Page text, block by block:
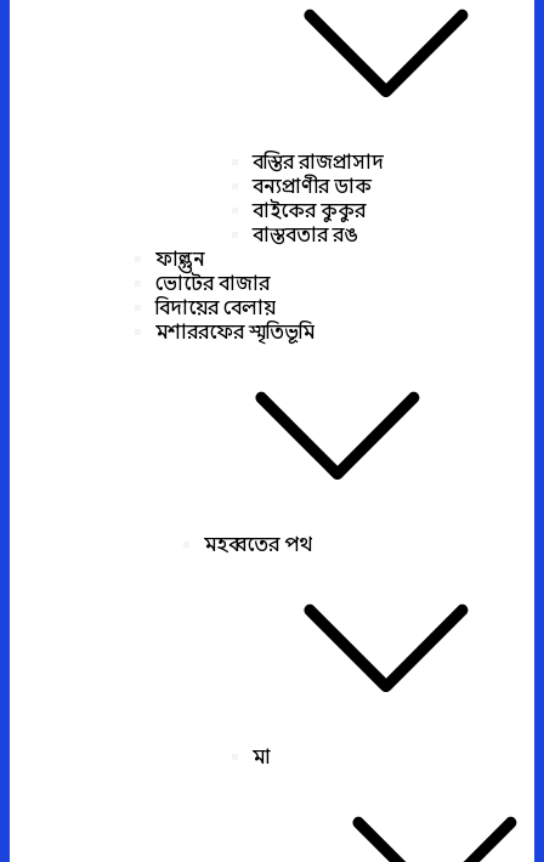
বস্তির রাজপ্রাসাদ
বন্যপ্রাণীর ডাক
বাইকের কুকুর
বাস্তবতার রঙ
ফাল্গুন
ভোটের বাজার
বিদায়ের বেলায়
মশাররফের স্মৃতিভূমি
মহব্বতের পথ
মা